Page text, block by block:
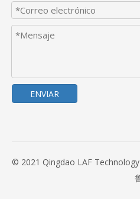
ENVIAR
© 2021 Qingdao LAF